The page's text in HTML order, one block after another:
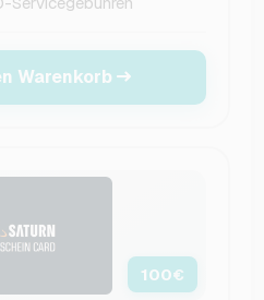
Warenkorb
100€